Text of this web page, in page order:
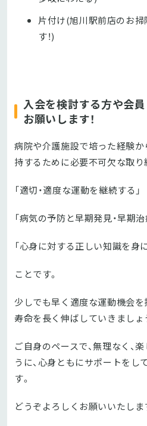
片付け(旭川駅前店のお
す！)
入会を検討する方や会
お願いします！
病院や介護施設で培った経験か
持するために必要不可欠な取
「適切・適度な運動を継続する」
「病気の予防と早期発見・早期治
「心身に対する正しい知識を身
ことです。
少しでも早く適度な運動機会を
寿命を長く伸ばしていきましょ
ご自身のペースで、無理なく、
うに、心身ともにサポートをし
す。
どうぞよろしくお願いいたしま